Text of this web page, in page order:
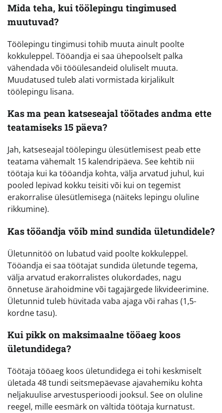
Mida teha, kui töölepingu tingimused
muutuvad?
Töölepingu tingimusi tohib muuta ainult poolte
kokkuleppel. Tööandja ei saa ühepoolselt palka
vähendada või tööülesandeid oluliselt muuta.
Muudatused tuleb alati vormistada kirjalikult
töölepingu lisana.
Kas ma pean katseseajal töötades andma ette
teatamiseks 15 päeva?
Jah, katseseajal töölepingu ülesütlemisest peab ette
teatama vähemalt 15 kalendripäeva. See kehtib nii
töötaja kui ka tööandja kohta, välja arvatud juhul, kui
pooled lepivad kokku teisiti või kui on tegemist
erakorralise ülesütlemisega (näiteks lepingu oluline
rikkumine).
Kas tööandja võib mind sundida ületundidele?
Ületunnitöö on lubatud vaid poolte kokkuleppel.
Tööandja ei saa töötajat sundida ületunde tegema,
välja arvatud erakorralistes olukordades, nagu
õnnetuse ärahoidmine või tagajärgede likvideerimine.
Ületunnid tuleb hüvitada vaba ajaga või rahas (1,5-
kordne tasu).
Kui pikk on maksimaalne tööaeg koos
ületundidega?
Töötaja tööaeg koos ületundidega ei tohi keskmiselt
ületada 48 tundi seitsmepäevase ajavahemiku kohta
neljakuulise arvestusperioodi jooksul. See on oluline
reegel, mille eesmärk on vältida töötaja kurnatust.